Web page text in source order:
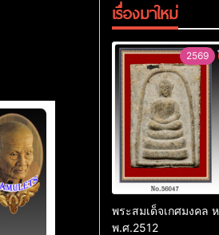
เรื่องมาใหม่
2569
พระสมเด็จเกศมงคล
พ.ศ.2512